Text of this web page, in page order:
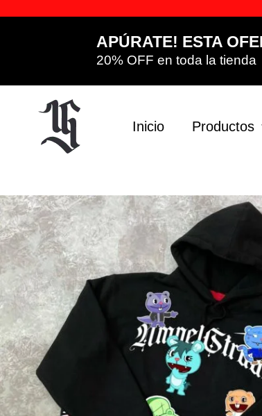
APÚRATE! ESTA
20% OFF en toda la tienda
Inicio Productos